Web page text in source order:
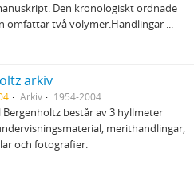
Den kronologiskt ordnade
omfattar två volymer.Handlingar ...
arkiv
Arkiv 1954-2004
består av 3 hyllmeter
merithandlingar,
och fotografier.